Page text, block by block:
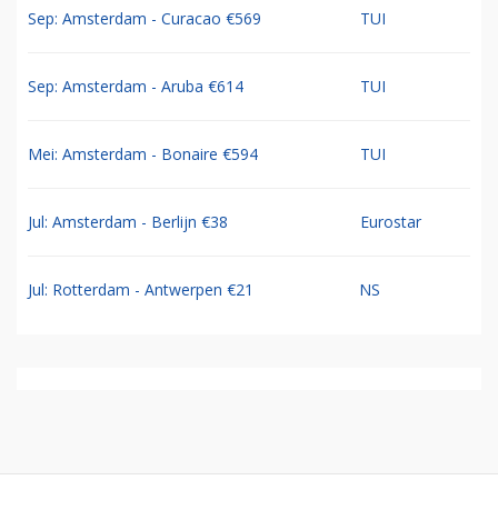
Sep: Amsterdam - Curacao €569 TUI
Sep: Amsterdam - Aruba €614 TUI
Mei: Amsterdam - Bonaire €594 TUI
Jul: Amsterdam - Berlijn €38 Eurostar
Jul: Rotterdam - Antwerpen €21 NS